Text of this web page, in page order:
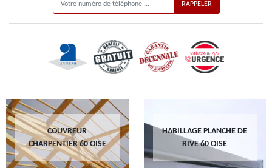
COUVREUR
CHARPENTIER 60 OISE
HABILLAGE PLANCHE DE
RIVE 60 OISE